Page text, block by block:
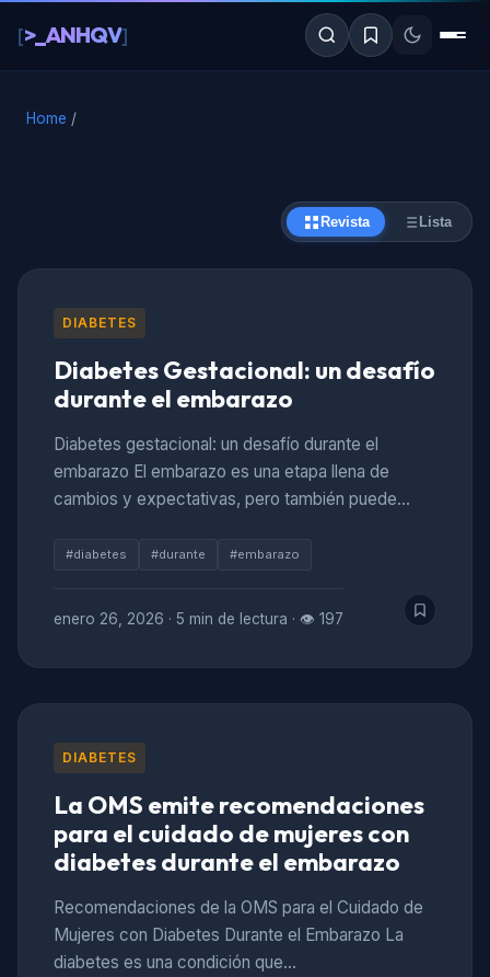
contenido
[>_ANHQV]
Home /
Revista Lista
DIABETES
Diabetes Gestacional: un desafío
durante el embarazo
Diabetes gestacional: un desafío durante el
embarazo El embarazo es una etapa llena de
cambios y expectativas, pero también puede…
#diabetes #durante #embarazo
enero 26, 2026 · 5 min de lectura · 👁 197
DIABETES
La OMS emite recomendaciones
para el cuidado de mujeres con
diabetes durante el embarazo
Recomendaciones de la OMS para el Cuidado de
Mujeres con Diabetes Durante el Embarazo La
diabetes es una condición que…